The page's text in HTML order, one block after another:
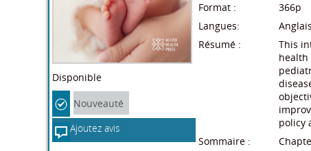
Disponible
Nouveauté
Ajoutez avis
Format :
366p
Langues:
Anglais
Résumé :
This
health
policy
Sommaire :